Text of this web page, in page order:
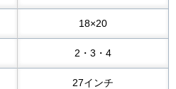
18×20
2・3・4
27インチ